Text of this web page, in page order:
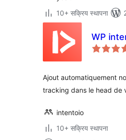
10+ सक्रिय स्थापना
WP
Ajout automatiquement
tracking dans le head de
intentoio
10+ सक्रिय स्थापना